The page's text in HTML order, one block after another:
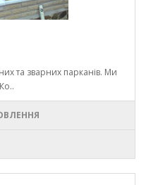
та зварних парканів. Ми